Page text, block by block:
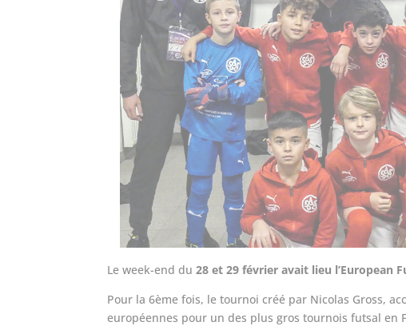
Le week-end du28 et 29 février avait lieu l’European
Pour la 6ème fois, le tournoi créé par Nicolas Gross,
européennes pour un des plus gros tournois futsal en